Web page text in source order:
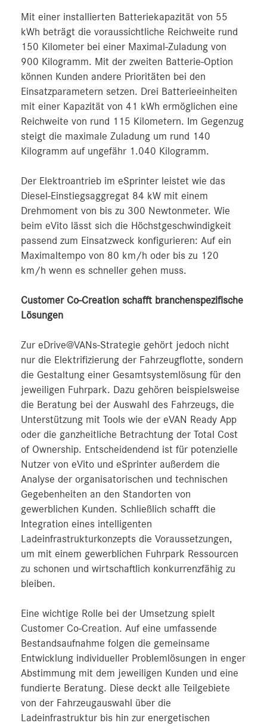
Mit einer installierten Batteriekapazität von 55
kWh beträgt die voraussichtliche Reichweite rund
150 Kilometer bei einer Maximal-Zuladung von
900 Kilogramm. Mit der zweiten Batterie-Option
können Kunden andere Prioritäten bei den
Einsatzparametern setzen. Drei Batterieeinheiten
mit einer Kapazität von 41 kWh ermöglichen eine
Reichweite von rund 115 Kilometern. Im Gegenzug
steigt die maximale Zuladung um rund 140
Kilogramm auf ungefähr 1.040 Kilogramm.
Der Elektroantrieb im eSprinter leistet wie das
Diesel-Einstiegsaggregat 84 kW mit einem
Drehmoment von bis zu 300 Newtonmeter. Wie
beim eVito lässt sich die Höchstgeschwindigkeit
passend zum Einsatzweck konfigurieren: Auf ein
Maximaltempo von 80 km/h oder bis zu 120
km/h wenn es schneller gehen muss.
Customer Co-Creation schafft branchenspezifische
Lösungen
Zur eDrive@VANs-Strategie gehört jedoch nicht
nur die Elektrifizierung der Fahrzeugflotte, sondern
die Gestaltung einer Gesamtsystemlösung für den
jeweiligen Fuhrpark. Dazu gehören beispielsweise
die Beratung bei der Auswahl des Fahrzeugs, die
Unterstützung mit Tools wie der eVAN Ready App
oder die ganzheitliche Betrachtung der Total Cost
of Ownership. Entscheidendend ist für potenzielle
Nutzer von eVito und eSprinter außerdem die
Analyse der organisatorischen und technischen
Gegebenheiten an den Standorten von
gewerblichen Kunden. Schließlich schafft die
Integration eines intelligenten
Ladeinfrastrukturkonzepts die Voraussetzungen,
um mit einem gewerblichen Fuhrpark Ressourcen
zu schonen und wirtschaftlich konkurrenzfähig zu
bleiben.
Eine wichtige Rolle bei der Umsetzung spielt
Customer Co-Creation. Auf eine umfassende
Bestandsaufnahme folgen die gemeinsame
Entwicklung individueller Problemlösungen in enger
Abstimmung mit dem jeweiligen Kunden und eine
fundierte Beratung. Diese deckt alle Teilgebiete
von der Fahrzeugauswahl über die
Ladeinfrastruktur bis hin zur energetischen